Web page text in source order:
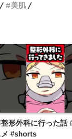
美肌
形外科に行った話
メ #shorts